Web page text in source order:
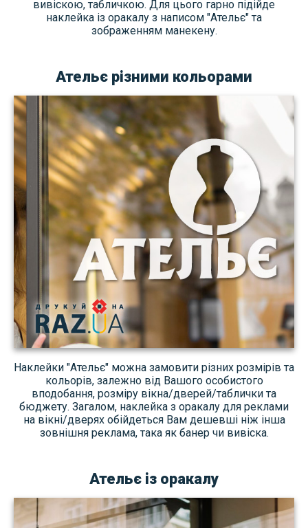
вивіскою, табличкою. Для цього гарно підійде
наклейка із оракалу з написом "Ательє" та
зображенням манекену.
Ательє різними кольорами
Наклейки "Ательє" можна замовити різних розмірів та
кольорів, залежно від Вашого особистого
вподобання, розміру вікна/дверей/таблички та
бюджету. Загалом, наклейка з оракалу для реклами
на вікні/дверях обійдеться Вам дешевші ніж інша
зовнішня реклама, така як банер чи вивіска.
Ательє із оракалу